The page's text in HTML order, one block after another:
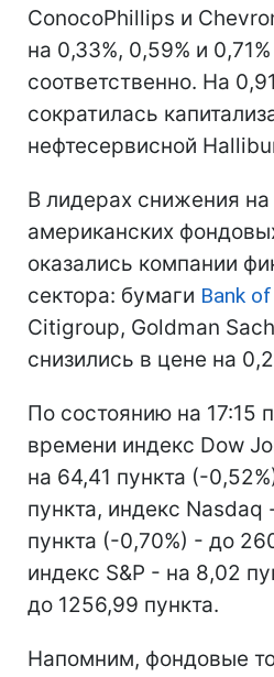
ConocoPhillips и
на 0,33%, 0,59% и 0,71%
соответственно. На
сократилась
нефтесервисной
В лидерах снижения на
американских
оказались компании
сектора: бумаги Bank
Citigroup, Goldman
снизились в цене на
По состоянию на 17:15
времени индекс Dow
на 64,41 пункта (-
пункта, индекс Nasdaq
пункта (-0,70%) - до
индекс S&P - на 8,02
до 1256,99 пункта.
Напомним, фондовые